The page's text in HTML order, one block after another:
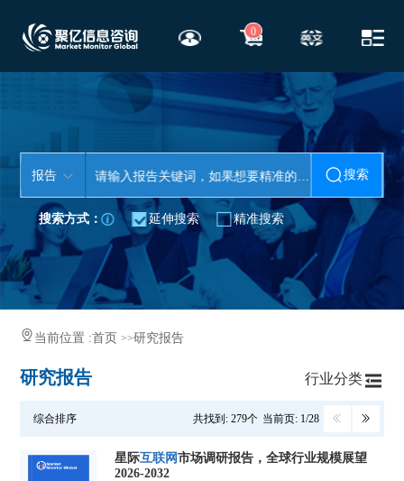
0
报告 搜索
搜索方式： 延伸搜索 精准搜索
当前位置 :首页>>研究报告
研究报告 行业分类
综合排序 共找到: 279个 当前页: 1/28
星际互联网市场调研报告，全球行业规模展望
2026-2032